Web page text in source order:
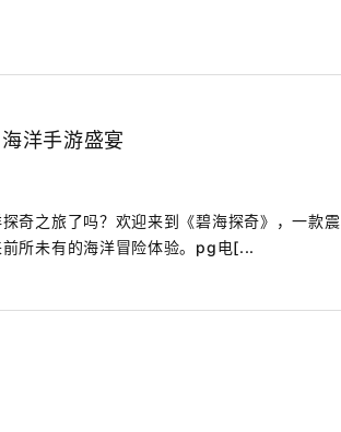
洋手游盛宴
奇之旅了吗？欢迎来到《碧海探奇》，一款震
所未有的海洋冒险体验。pg电[...